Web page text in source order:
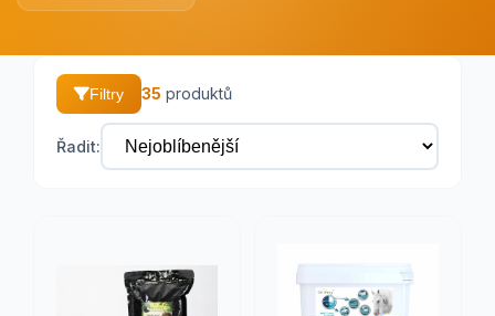
Filtry 35 produktů
Řadit: